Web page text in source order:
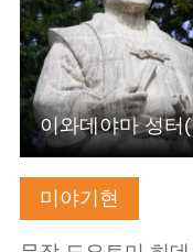
미야기현
이